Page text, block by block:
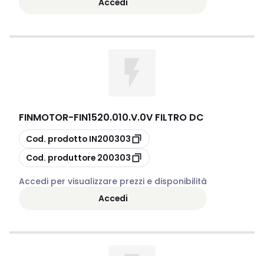
FINMOTOR-FIN1520.010.V.0V FILTRO DC
copia
Cod. prodotto IN200303
copia
Cod. produttore 200303
Accedi per visualizzare prezzi e disponibilità
Accedi